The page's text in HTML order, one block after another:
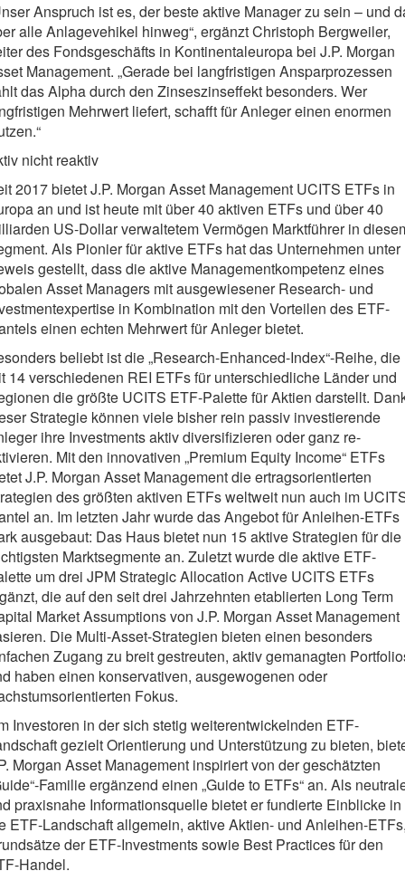
Anspruch ist es, der beste aktive Manager zu sein – und
alle Anlagevehikel hinweg“, ergänzt Christoph Bergweiler,
des Fondsgeschäfts in Kontinentaleuropa bei J.P. Morgan
Management. „Gerade bei langfristigen Ansparprozessen
das Alpha durch den Zinseszinseffekt besonders. Wer
Mehrwert liefert, schafft für Anleger einen enormen
nicht reaktiv
2017 bietet J.P. Morgan Asset Management UCITS ETFs in
an und ist heute mit über 40 aktiven ETFs und über 40
US-Dollar verwaltetem Vermögen Marktführer in
Als Pionier für aktive ETFs hat das Unternehmen unter
gestellt, dass die aktive Managementkompetenz eines
Asset Managers mit ausgewiesener Research- und
in Kombination mit den Vorteilen des ETF-
einen echten Mehrwert für Anleger bietet.
beliebt ist die „Research-Enhanced-Index“-Reihe, die
14 verschiedenen REI ETFs für unterschiedliche Länder und
die größte UCITS ETF-Palette für Aktien darstellt.
Strategie können viele bisher rein passiv investierende
ihre Investments aktiv diversifizieren oder ganz re-
Mit den innovativen „Premium Equity Income“ ETFs
J.P. Morgan Asset Management die ertragsorientierten
des größten aktiven ETFs weltweit nun auch im
an. Im letzten Jahr wurde das Angebot für Anleihen-ETFs
ausgebaut: Das Haus bietet nun 15 aktive Strategien für die
Marktsegmente an. Zuletzt wurde die aktive ETF-
um drei JPM Strategic Allocation Active UCITS ETFs
die auf den seit drei Jahrzehnten etablierten Long Term
Market Assumptions von J.P. Morgan Asset Management
Die Multi-Asset-Strategien bieten einen besonders
Zugang zu breit gestreuten, aktiv gemanagten
haben einen konservativen, ausgewogenen oder
Fokus.
Investoren in der sich stetig weiterentwickelnden ETF-
gezielt Orientierung und Unterstützung zu bieten,
Morgan Asset Management inspiriert von der geschätzten
Familie ergänzend einen „Guide to ETFs“ an. Als
praxisnahe Informationsquelle bietet er fundierte Einblicke in
ETF-Landschaft allgemein, aktive Aktien- und Anleihen-
der ETF-Investments sowie Best Practices für den
Handel.